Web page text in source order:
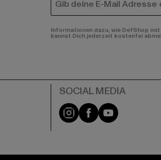
E-MAIL
Informationen dazu, wie DefShop
kannst Dich jederzeit kostenfei
Instagram
FacebookYouTube